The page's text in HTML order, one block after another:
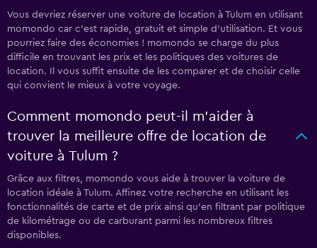
Vous devriez réserver une voiture de location à Tulum en utilisant
momondo car c'est rapide, gratuit et simple d'utilisation. Et vous
pourriez faire des économies ! momondo se charge du plus
difficile en trouvant les prix et les politiques des voitures de
location. Il vous suffit ensuite de les comparer et de choisir celle
qui convient le mieux à votre voyage.
Comment momondo peut-il m’aider à
trouver la meilleure offre de location de
voiture à Tulum ?
Grâce aux filtres, momondo vous aide à trouver la voiture de
location idéale à Tulum. Affinez votre recherche en utilisant les
fonctionnalités de carte et de prix ainsi qu'en filtrant par politique
de kilométrage ou de carburant parmi les nombreux filtres
disponibles.